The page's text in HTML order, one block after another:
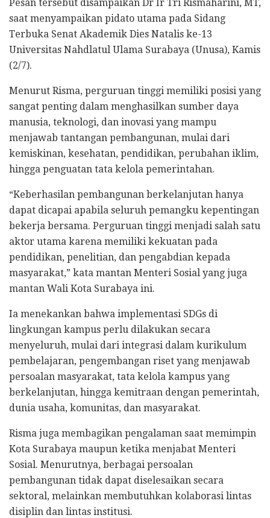
Pesan tersebut disampaikan Dr Ir Tri Rismaharini, MT,
saat menyampaikan pidato utama pada Sidang
Terbuka Senat Akademik Dies Natalis ke-13
Universitas Nahdlatul Ulama Surabaya (Unusa), Kamis
(2/7).
Menurut Risma, perguruan tinggi memiliki posisi yang
sangat penting dalam menghasilkan sumber daya
manusia, teknologi, dan inovasi yang mampu
menjawab tantangan pembangunan, mulai dari
kemiskinan, kesehatan, pendidikan, perubahan iklim,
hingga penguatan tata kelola pemerintahan.
“Keberhasilan pembangunan berkelanjutan hanya
dapat dicapai apabila seluruh pemangku kepentingan
bekerja bersama. Perguruan tinggi menjadi salah satu
aktor utama karena memiliki kekuatan pada
pendidikan, penelitian, dan pengabdian kepada
masyarakat,” kata mantan Menteri Sosial yang juga
mantan Wali Kota Surabaya ini.
Ia menekankan bahwa implementasi SDGs di
lingkungan kampus perlu dilakukan secara
menyeluruh, mulai dari integrasi dalam kurikulum
pembelajaran, pengembangan riset yang menjawab
persoalan masyarakat, tata kelola kampus yang
berkelanjutan, hingga kemitraan dengan pemerintah,
dunia usaha, komunitas, dan masyarakat.
Risma juga membagikan pengalaman saat memimpin
Kota Surabaya maupun ketika menjabat Menteri
Sosial. Menurutnya, berbagai persoalan
pembangunan tidak dapat diselesaikan secara
sektoral, melainkan membutuhkan kolaborasi lintas
disiplin dan lintas institusi.